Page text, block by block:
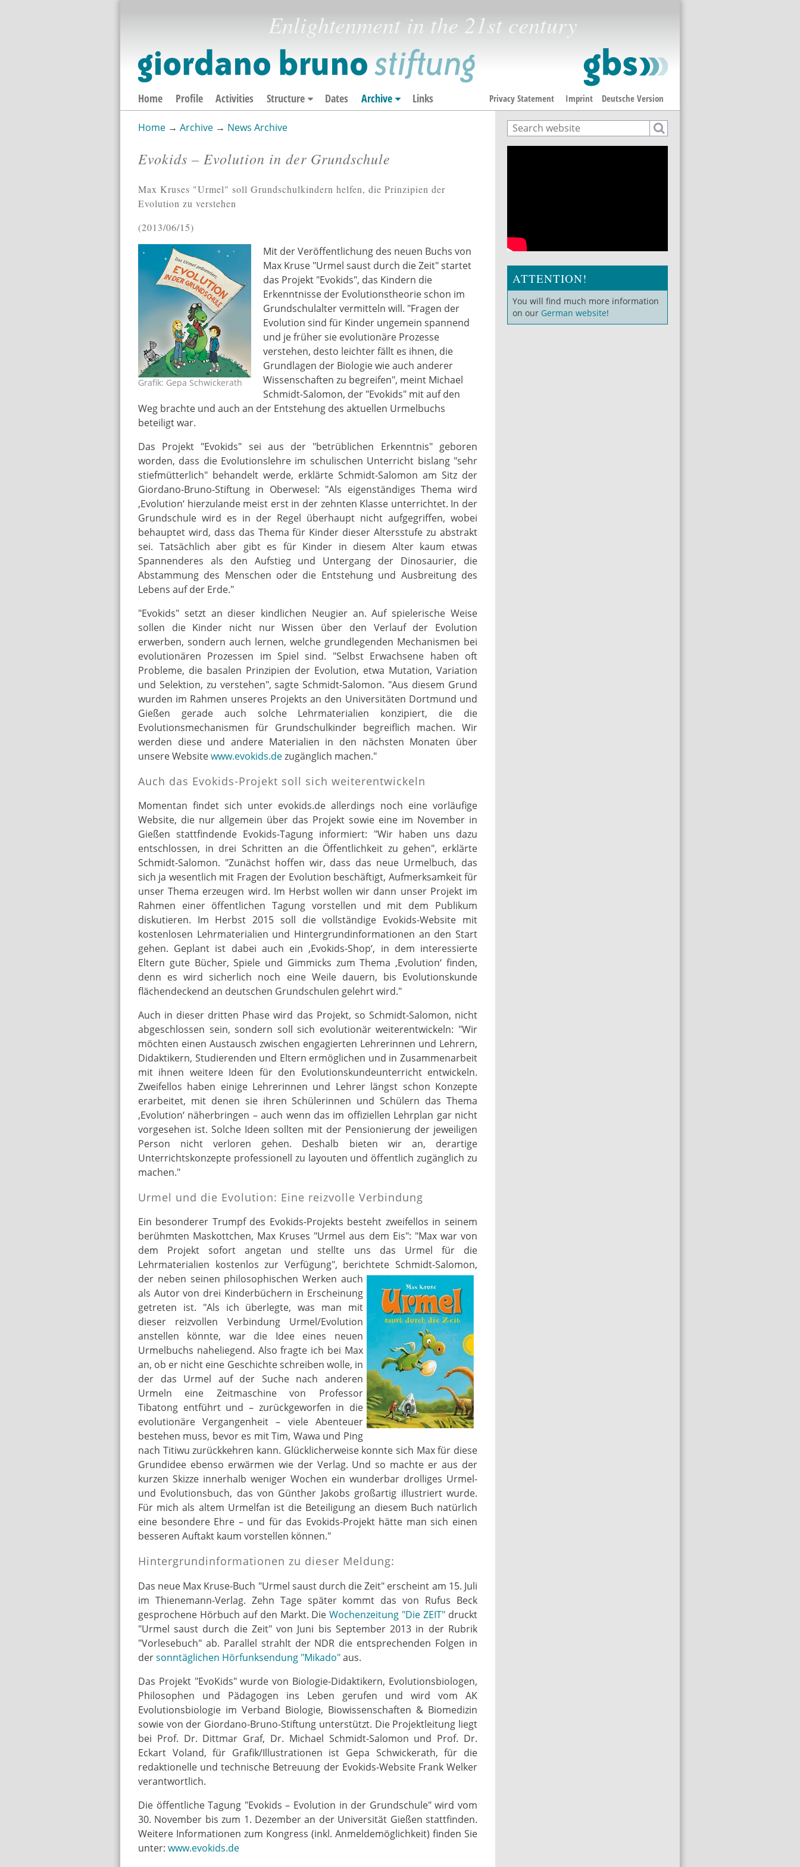
Enlightenment in the 21st century
Deutsche Version
Home Profile Activities Structure Dates Archive Links Privacy Statement Imprint
Home→ Archive→ News Archive
Evokids – Evolution in der Grundschule
Max Kruses "Urmel" soll Grundschulkindern helfen, die Prinzipien der
Evolution zu verstehen
2013/06/15
urmel1.jpg
Grafik: Gepa Schwickerath
Mit der Veröffentlichung des neuen Buchs von
Max Kruse "Urmel saust durch die Zeit" startet
das Projekt "Evokids", das Kindern die
Erkenntnisse der Evolutionstheorie schon im
Grundschulalter vermitteln will. "Fragen der
Evolution sind für Kinder ungemein spannend
und je früher sie evolutionäre Prozesse
verstehen, desto leichter fällt es ihnen, die
Grundlagen der Biologie wie auch anderer
Wissenschaften zu begreifen", meint Michael
Schmidt-Salomon, der "Evokids" mit auf den
Weg brachte und auch an der Entstehung des aktuellen Urmelbuchs
beteiligt war.
Das Projekt "Evokids" sei aus der "betrüblichen Erkenntnis" geboren
worden, dass die Evolutionslehre im schulischen Unterricht bislang "sehr
stiefmütterlich" behandelt werde, erklärte Schmidt-Salomon am Sitz der
Giordano-Bruno-Stiftung in Oberwesel: "Als eigenständiges Thema wird
‚Evolution‘ hierzulande meist erst in der zehnten Klasse unterrichtet. In der
Grundschule wird es in der Regel überhaupt nicht aufgegriffen, wobei
behauptet wird, dass das Thema für Kinder dieser Altersstufe zu abstrakt
sei. Tatsächlich aber gibt es für Kinder in diesem Alter kaum etwas
Spannenderes als den Aufstieg und Untergang der Dinosaurier, die
Abstammung des Menschen oder die Entstehung und Ausbreitung des
Lebens auf der Erde."
"Evokids" setzt an dieser kindlichen Neugier an. Auf spielerische Weise
sollen die Kinder nicht nur Wissen über den Verlauf der Evolution
erwerben, sondern auch lernen, welche grundlegenden Mechanismen bei
evolutionären Prozessen im Spiel sind. "Selbst Erwachsene haben oft
Probleme, die basalen Prinzipien der Evolution, etwa Mutation, Variation
und Selektion, zu verstehen", sagte Schmidt-Salomon. "Aus diesem Grund
wurden im Rahmen unseres Projekts an den Universitäten Dortmund und
Gießen gerade auch solche Lehrmaterialien konzipiert, die die
Evolutionsmechanismen für Grundschulkinder begreiflich machen. Wir
werden diese und andere Materialien in den nächsten Monaten über
unsere Websitewww.evokids.dezugänglich machen."
Auch das Evokids-Projekt soll sich weiterentwickeln
Momentan findet sich unter evokids.de allerdings noch eine vorläufige
Website, die nur allgemein über das Projekt sowie eine im November in
Gießen stattfindende Evokids-Tagung informiert: "Wir haben uns dazu
entschlossen, in drei Schritten an die Öffentlichkeit zu gehen", erklärte
Schmidt-Salomon. "Zunächst hoffen wir, dass das neue Urmelbuch, das
sich ja wesentlich mit Fragen der Evolution beschäftigt, Aufmerksamkeit für
unser Thema erzeugen wird. Im Herbst wollen wir dann unser Projekt im
Rahmen einer öffentlichen Tagung vorstellen und mit dem Publikum
diskutieren. Im Herbst 2015 soll die vollständige Evokids-Website mit
kostenlosen Lehrmaterialien und Hintergrundinformationen an den Start
gehen. Geplant ist dabei auch ein ‚Evokids-Shop‘, in dem interessierte
Eltern gute Bücher, Spiele und Gimmicks zum Thema ‚Evolution‘ finden,
denn es wird sicherlich noch eine Weile dauern, bis Evolutionskunde
flächendeckend an deutschen Grundschulen gelehrt wird."
Auch in dieser dritten Phase wird das Projekt, so Schmidt-Salomon, nicht
abgeschlossen sein, sondern soll sich evolutionär weiterentwickeln: "Wir
möchten einen Austausch zwischen engagierten Lehrerinnen und Lehrern,
Didaktikern, Studierenden und Eltern ermöglichen und in Zusammenarbeit
mit ihnen weitere Ideen für den Evolutionskundeunterricht entwickeln.
Zweifellos haben einige Lehrerinnen und Lehrer längst schon Konzepte
erarbeitet, mit denen sie ihren Schülerinnen und Schülern das Thema
‚Evolution‘ näherbringen – auch wenn das im offiziellen Lehrplan gar nicht
vorgesehen ist. Solche Ideen sollten mit der Pensionierung der jeweiligen
Person nicht verloren gehen. Deshalb bieten wir an, derartige
Unterrichtskonzepte professionell zu layouten und öffentlich zugänglich zu
machen."
Urmel und die Evolution: Eine reizvolle Verbindung
Ein besonderer Trumpf des Evokids-Projekts besteht zweifellos in seinem
berühmten Maskottchen, Max Kruses "Urmel aus dem Eis": "Max war von
dem Projekt sofort angetan und stellte uns das Urmel für die
Lehrmaterialien kostenlos zur Verfügung", berichtete Schmidt-Salomon,
der neben seinen philosophischen Werken auch
als Autor von drei Kinderbüchern in Erscheinung
getreten ist. "Als ich überlegte, was man mit
dieser reizvollen Verbindung Urmel/Evolution
anstellen könnte, war die Idee eines neuen
Urmelbuchs naheliegend. Also fragte ich bei Max
an, ob er nicht eine Geschichte schreiben wolle, in
der das Urmel auf der Suche nach anderen
Urmeln eine Zeitmaschine von Professor
Tibatong entführt und – zurückgeworfen in die
evolutionäre Vergangenheit – viele Abenteuer
bestehen muss, bevor es mit Tim, Wawa und Ping
nach Titiwu zurückkehren kann. Glücklicherweise konnte sich Max für diese
Grundidee ebenso erwärmen wie der Verlag. Und so machte er aus der
kurzen Skizze innerhalb weniger Wochen ein wunderbar drolliges Urmel-
und Evolutionsbuch, das von Günther Jakobs großartig illustriert wurde.
Für mich als altem Urmelfan ist die Beteiligung an diesem Buch natürlich
eine besondere Ehre – und für das Evokids-Projekt hätte man sich einen
besseren Auftakt kaum vorstellen können."
Hintergrundinformationen zu dieser Meldung:
Das neue Max Kruse-Buch "Urmel saust durch die Zeit" erscheint am 15. Juli
im Thienemann-Verlag. Zehn Tage später kommt das von Rufus Beck
gesprochene Hörbuch auf den Markt. DieWochenzeitung "Die ZEIT" druckt
"Urmel saust durch die Zeit" von Juni bis September 2013 in der Rubrik
"Vorlesebuch" ab. Parallel strahlt der NDR die entsprechenden Folgen in
dersonntäglichen Hörfunksendung "Mikado"aus.
Das Projekt "EvoKids" wurde von Biologie-Didaktikern, Evolutionsbiologen,
Philosophen und Pädagogen ins Leben gerufen und wird vom AK
Evolutionsbiologie im Verband Biologie, Biowissenschaften & Biomedizin
sowie von der Giordano-Bruno-Stiftung unterstützt. Die Projektleitung liegt
bei Prof. Dr. Dittmar Graf, Dr. Michael Schmidt-Salomon und Prof. Dr.
Eckart Voland, für Grafik/Illustrationen ist Gepa Schwickerath, für die
redaktionelle und technische Betreuung der Evokids-Website Frank Welker
verantwortlich.
Die öffentliche Tagung "Evokids – Evolution in der Grundschule" wird vom
30. November bis zum 1. Dezember an der Universität Gießen stattfinden.
Weitere Informationen zum Kongress (inkl. Anmeldemöglichkeit) finden Sie
unter: www.evokids.de
Search form
Search
ATTENTION!
You will find much more information
on our German website!